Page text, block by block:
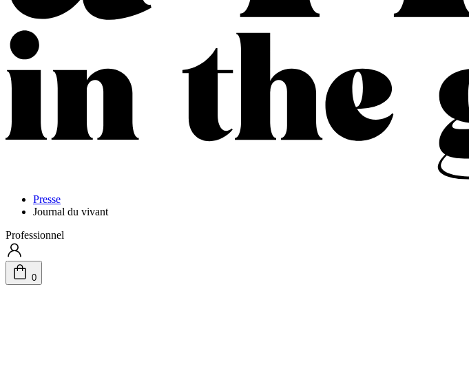
Presse
Journal du vivant
Professionnel
0